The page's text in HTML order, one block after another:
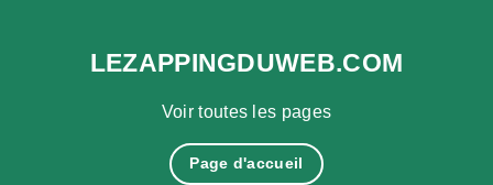
Voir toutes les pages
LEZAPPINGDUWEB.COM
Page d'accueil